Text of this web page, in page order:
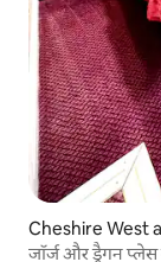
Cheshire West
जॉर्ज और ड्रैगन